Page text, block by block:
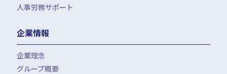
会計・税務（歯科）
会計・税務（社会福祉法人）
会計・税務（保育）
会計・税務（公益法人）
開業サポート
医療経営サポート
クリニック承継サポート
人事労務サポート
企業情報
企業理念
グループ概要